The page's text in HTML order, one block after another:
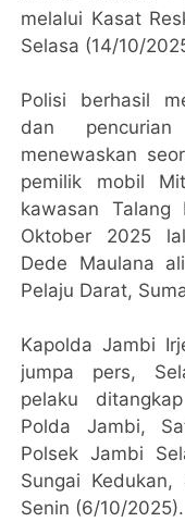
melalui Kasat
Selasa (14/10/
Polisi berhasil
dan
menewaskan
pemilik mobil
kawasan
Oktober 2025
Dede Maulana
Pelaju Darat,
Kapolda Jambi
jumpa pers,
pelaku
Polda Jambi,
Polsek Jambi
Sungai Kedukan,
Senin (6/10/2025).